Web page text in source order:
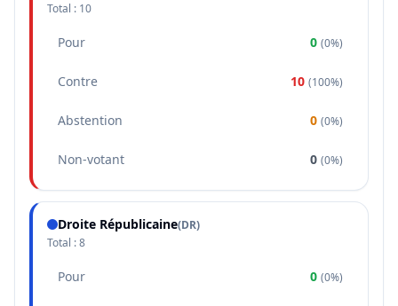
Total : 10
Pour 0 (0%)
Contre 10 (100%)
Abstention 0 (0%)
Non-votant 0 (0%)
Droite Républicaine(DR)
Total :8
Pour 0 (0%)